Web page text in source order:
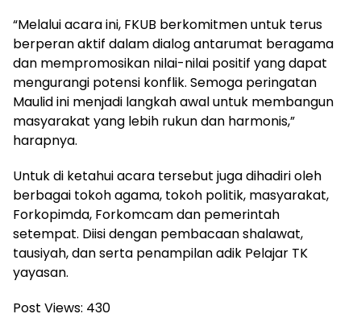
“Melalui acara ini, FKUB berkomitmen untuk terus
berperan aktif dalam dialog antarumat beragama
dan mempromosikan nilai-nilai positif yang dapat
mengurangi potensi konflik. Semoga peringatan
Maulid ini menjadi langkah awal untuk membangun
masyarakat yang lebih rukun dan harmonis,”
harapnya.
Untuk di ketahui acara tersebut juga dihadiri oleh
berbagai tokoh agama, tokoh politik, masyarakat,
Forkopimda, Forkomcam dan pemerintah
setempat. Diisi dengan pembacaan shalawat,
tausiyah, dan serta penampilan adik Pelajar TK
yayasan.
Post Views: 430